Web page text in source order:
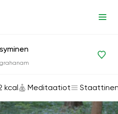
Meditaatiot
kcal Meditaatiot